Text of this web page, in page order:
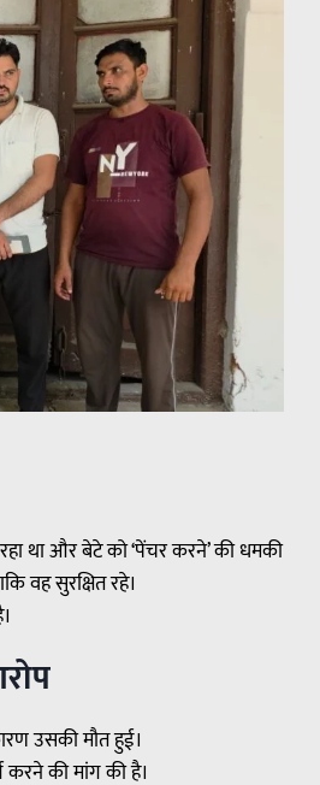
था और बेटे को ‘पेंचर करने’ की धमकी
वह सुरक्षित रहे।
उसकी मौत हुई।
करने की मांग की है।